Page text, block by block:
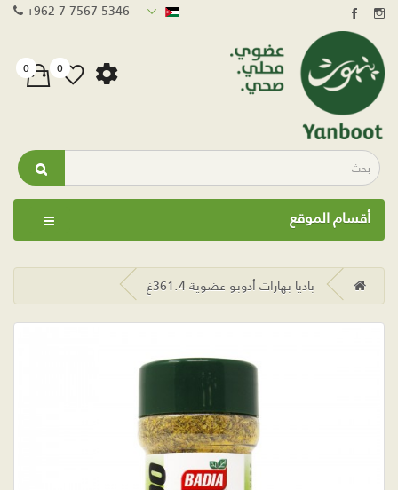
+962 7 7567 5346
0
0
أقسام الموقع
باديا بهارات أدوبو عضوية 361.4غ